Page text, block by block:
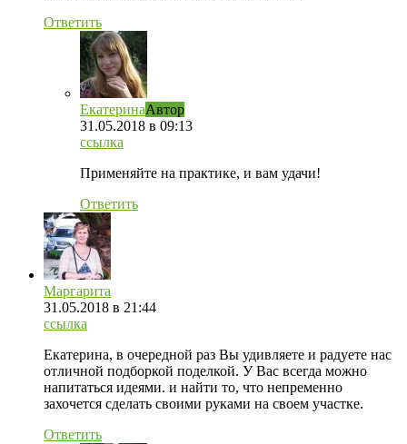
Ответить
ЕкатеринаАвтор
31.05.2018 в 09:13
ссылка
Применяйте на практике, и вам удачи!
Ответить
Маргарита
31.05.2018 в 21:44
ссылка
Екатерина, в очередной раз Вы удивляете и радуете нас
отличной подборкой поделкой. У Вас всегда можно
напитаться идеями. и найти то, что непременно
захочется сделать своими руками на своем участке.
Ответить